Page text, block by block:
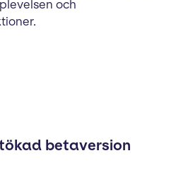
och
betaversion